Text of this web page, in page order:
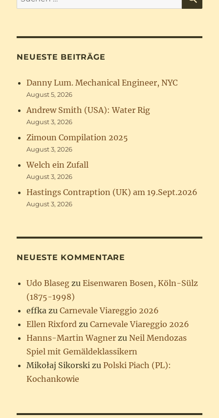
nach:
NEUESTE BEITRÄGE
Danny Lum. Mechanical Engineer, NYC
August 5, 2026
Andrew Smith (USA): Water Rig
August 3, 2026
Zimoun Compilation 2025
August 3, 2026
Welch ein Zufall
August 3, 2026
Hastings Contraption (UK) am 19.Sept.2026
August 3, 2026
NEUESTE KOMMENTARE
Udo Blaseg zuEisenwaren Bosen, Köln-Sülz
(1875-1998)
effka zuCarnevale Viareggio 2026
Ellen Rixford zuCarnevale Viareggio 2026
Hanns-Martin Wagner zuNeil Mendozas
Spiel mit Gemäldeklassikern
Mikołaj Sikorski zuPolski Piach (PL):
Kochankowie